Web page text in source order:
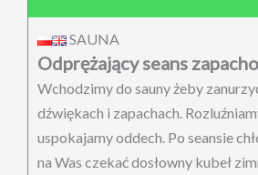
SAUNA
Odprężający seans
Wchodzimy do sauny żeby
dźwiękach i zapachach.
uspokajamy oddech. Po seansie
na Was czekać dosłowny kubeł